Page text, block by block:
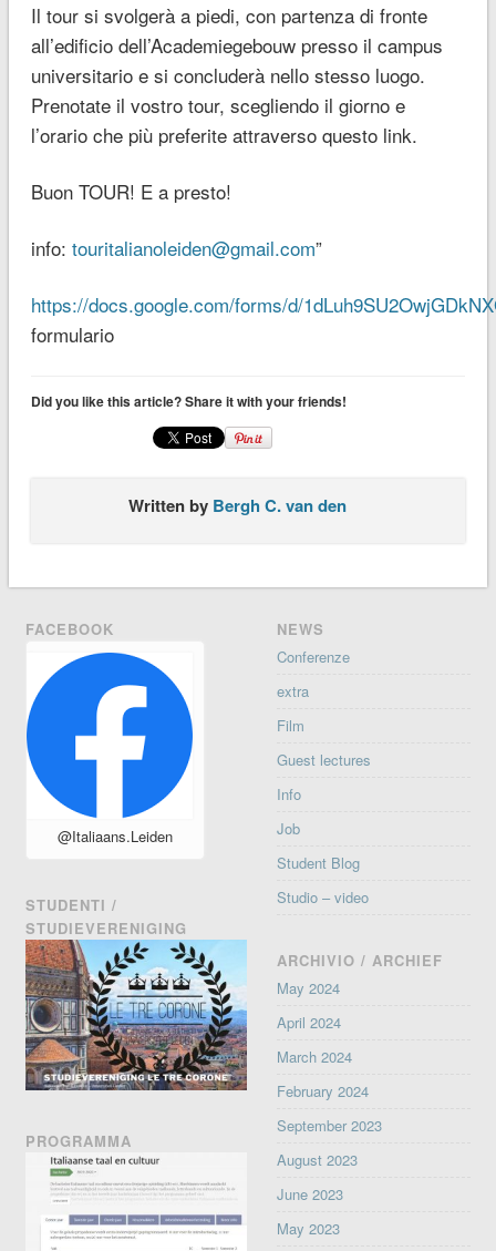
Il tour si svolgerà a piedi, con partenza di fronte
all’edificio dell’Academiegebouw presso il campus
universitario e si concluderà nello stesso luogo.
Prenotate il vostro tour, scegliendo il giorno e
l’orario che più preferite attraverso questo link.
Buon TOUR! E a presto!
info: touritalianoleiden@gmail.com”
https://docs.google.com/forms/d/
formulario
Did you like this article? Share it with your friends!
Written by Bergh C. van den
FACEBOOK
@Italiaans.Leiden
STUDENTI /
STUDIEVERENIGING
PROGRAMMA
NEWS
Conferenze
extra
Film
Guest lectures
Info
Job
Student Blog
Studio – video
ARCHIVIO / ARCHIEF
May 2024
April 2024
March 2024
February 2024
September 2023
August 2023
June 2023
May 2023